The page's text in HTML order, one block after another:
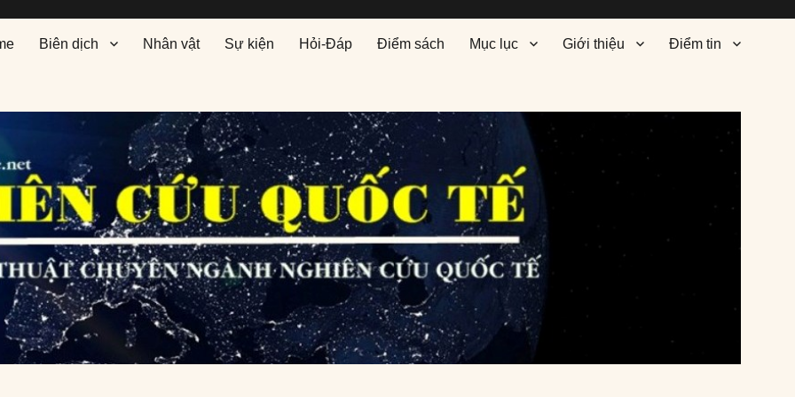
Biên dịch Nhân vật Sự kiện Hỏi-Đáp Điểm sách Mục lục Giới thiệu Điểm tin